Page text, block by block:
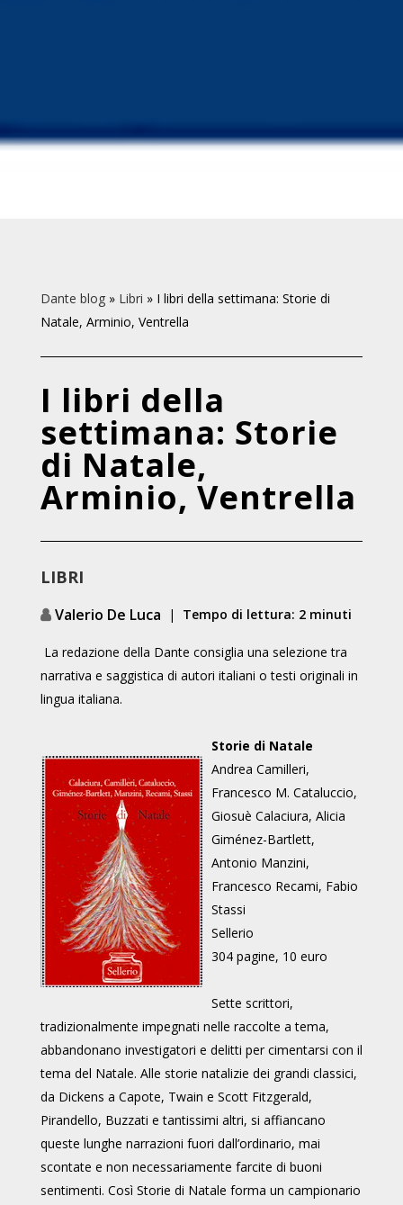
Dante blog» Libri » I libri della settimana: Storie di
Natale, Arminio, Ventrella
I libri della
settimana: Storie
di Natale,
Arminio, Ventrella
LIBRI
Valerio De Luca | Tempo di lettura: 2 minuti
La redazione della Dante consiglia una selezione tra
narrativa e saggistica di autori italiani o testi originali in
lingua italiana.
Storie di Natale
Andrea Camilleri,
Francesco M. Cataluccio,
Giosuè Calaciura, Alicia
Giménez-Bartlett,
Antonio Manzini,
Francesco Recami, Fabio
Stassi
Sellerio
304 pagine, 10 euro
Sette scrittori,
tradizionalmente impegnati nelle raccolte a tema,
abbandonano investigatori e delitti per cimentarsi con il
tema del Natale. Alle storie natalizie dei grandi classici,
da Dickens a Capote, Twain e Scott Fitzgerald,
Pirandello, Buzzati e tantissimi altri, si affiancano
queste lunghe narrazioni fuori dall’ordinario, mai
scontate e non necessariamente farcite di buoni
sentimenti. Così Storie di Natale forma un campionario